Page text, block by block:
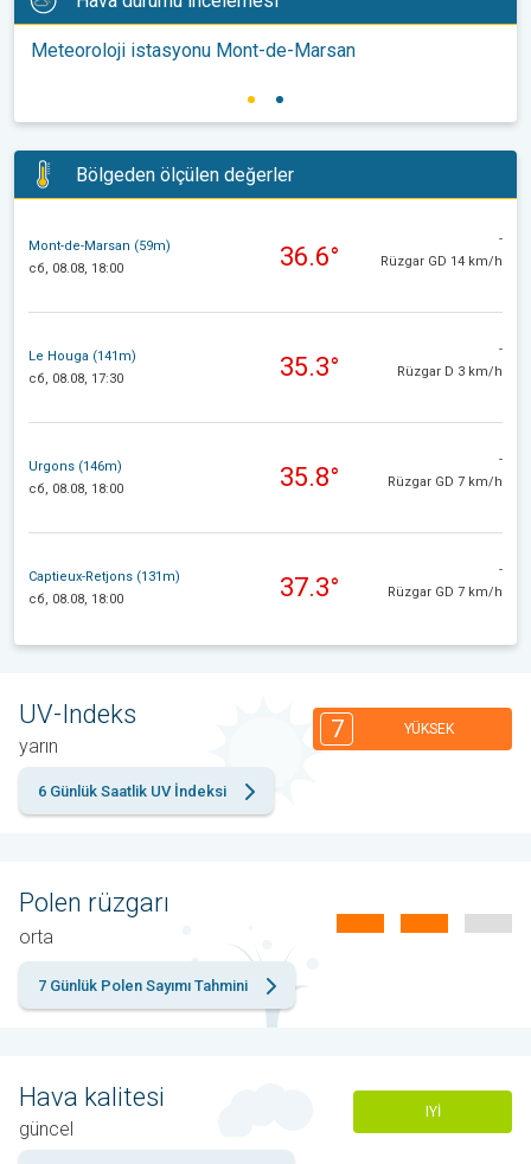
Meteoroloji istasyonu Mont-de-Marsan
Bölgeden ölçülen değerler
Mont-de-Marsan (59m)
сб, 08.08, 18:00
36.6°
-
Rüzgar GD 14 km/h
Le Houga (141m)
сб, 08.08, 17:30
35.3°
-
Rüzgar D 3 km/h
Urgons (146m)
сб, 08.08, 18:00
35.8°
-
Rüzgar GD 7 km/h
Captieux-Retjons (131m)
сб, 08.08, 18:00
37.3°
-
Rüzgar GD 7 km/h
UV-Indeks
yarın
7 YÜKSEK
6 Günlük Saatlik UV İndeksi
Polen rüzgarı
orta
7 Günlük Polen Sayımı Tahmini
Hava kalitesi
güncel
IYI